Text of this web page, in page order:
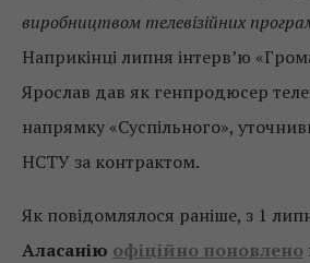
виробництвом телевізійних
Наприкінці липня інтерв’ю
Ярослав дав як генпродюсер
напрямку «Суспільного»,
НСТУ за контрактом.
Як повідомлялося раніше, з 1
Аласанію офіційно поновлено